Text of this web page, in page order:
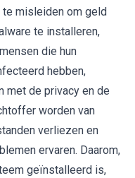
misleiden om geld
te installeren,
die hun
hebben,
met de privacy en de
worden van
verliezen en
ervaren. Daarom,
geïnstalleerd is,